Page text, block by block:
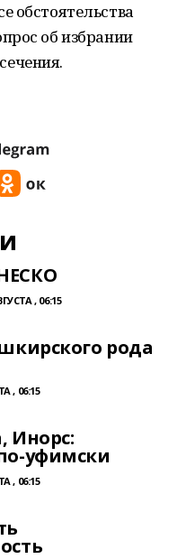
обстоятельства
об избрании
, 06:15
рода
, 06:15
Инорс:
уфимски
, 06:15